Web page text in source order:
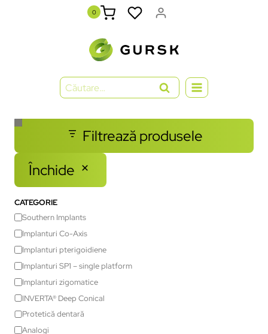
0
Filtrează produsele
Închide
CATEGORIE
Southern Implants
Implanturi Co-Axis
Implanturi pterigoidiene
Implanturi SP1 – single platform
Implanturi zigomatice
INVERTA® Deep Conical
Protetică dentară
Analogi